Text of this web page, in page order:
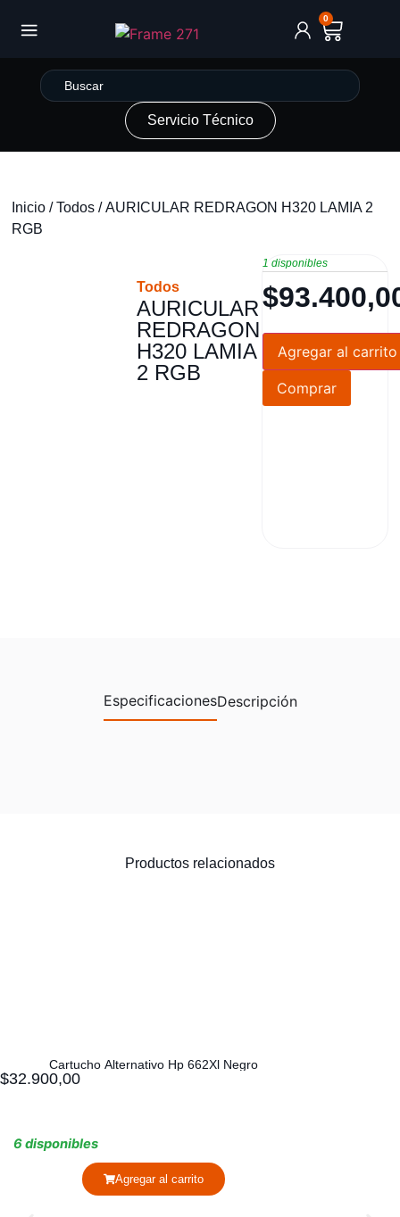
0
Servicio Técnico
Inicio /Todos / AURICULAR REDRAGON H320 LAMIA 2
RGB
Todos
AURICULAR
REDRAGON
H320 LAMIA
2 RGB
1 disponibles
$
Agregar al carrito
Comprar
EspecificacionesDescripción
Productos relacionados
Cartucho Alternativo Hp 662Xl Negro
$32.900,00
6 disponibles
Agregar al carrito